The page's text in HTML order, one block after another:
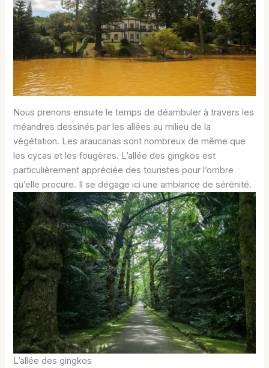
Nous prenons ensuite le temps de déambuler à travers les
méandres dessinés par les allées au milieu de la
végétation. Les araucarias sont nombreux de même que
les cycas et les fougères. L’allée des gingkos est
particulièrement appréciée des touristes pour l’ombre
qu’elle procure. Il se dégage ici une ambiance de sérénité.
L’allée des gingkos